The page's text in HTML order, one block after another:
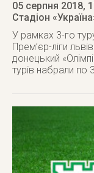
05 серпня 2018,
Стадіон
У рамках 3-го
Прем’єр-ліги
донецький
турів набрали по